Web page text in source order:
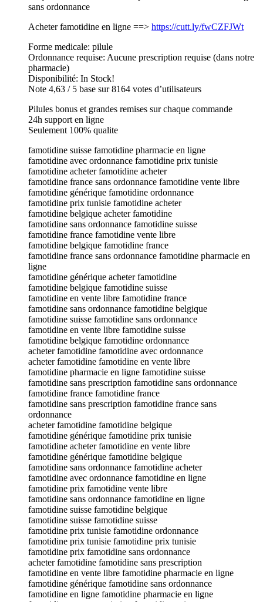
sans ordonnance
Acheter famotidine en ligne ==> https://cutt.ly/fwCZFJWt
Forme medicale: pilule
Ordonnance requise: Aucune prescription requise (dans notre
pharmacie)
Disponibilité: In Stock!
Note 4,63 / 5 base sur 8164 votes d’utilisateurs
Pilules bonus et grandes remises sur chaque commande
24h support en ligne
Seulement 100% qualite
famotidine suisse famotidine pharmacie en ligne
famotidine avec ordonnance famotidine prix tunisie
famotidine acheter famotidine acheter
famotidine france sans ordonnance famotidine vente libre
famotidine générique famotidine ordonnance
famotidine prix tunisie famotidine acheter
famotidine belgique acheter famotidine
famotidine sans ordonnance famotidine suisse
famotidine france famotidine vente libre
famotidine belgique famotidine france
famotidine france sans ordonnance famotidine pharmacie en
ligne
famotidine générique acheter famotidine
famotidine belgique famotidine suisse
famotidine en vente libre famotidine france
famotidine sans ordonnance famotidine belgique
famotidine suisse famotidine sans ordonnance
famotidine en vente libre famotidine suisse
famotidine belgique famotidine ordonnance
acheter famotidine famotidine avec ordonnance
acheter famotidine famotidine en vente libre
famotidine pharmacie en ligne famotidine suisse
famotidine sans prescription famotidine sans ordonnance
famotidine france famotidine france
famotidine sans prescription famotidine france sans
ordonnance
acheter famotidine famotidine belgique
famotidine générique famotidine prix tunisie
famotidine acheter famotidine en vente libre
famotidine générique famotidine belgique
famotidine sans ordonnance famotidine acheter
famotidine avec ordonnance famotidine en ligne
famotidine prix famotidine vente libre
famotidine sans ordonnance famotidine en ligne
famotidine suisse famotidine belgique
famotidine suisse famotidine suisse
famotidine prix tunisie famotidine ordonnance
famotidine prix tunisie famotidine prix tunisie
famotidine prix famotidine sans ordonnance
acheter famotidine famotidine sans prescription
famotidine en vente libre famotidine pharmacie en ligne
famotidine générique famotidine sans ordonnance
famotidine en ligne famotidine pharmacie en ligne